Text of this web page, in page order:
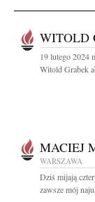
WITOLD
19 lutego 2024
Witold Grabek
MACIEJ
WARSZAWA
Dziś mijają
zawsze mój